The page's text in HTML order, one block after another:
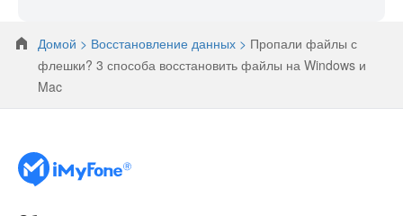
Домой > Восстановление данных > Пропали файлы с
флешки? 3 способа восстановить файлы на Windows и
Mac